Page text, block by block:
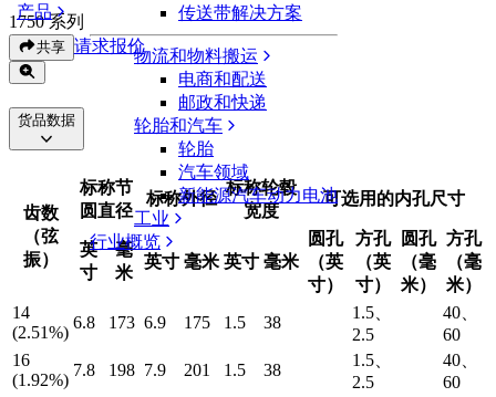
产品
传送带解决方案
物流和物料搬运
电商和配送
邮政和快递
轮胎和汽车
轮胎
汽车领域
新能源汽车动力电池
工业
行业概览
1750 系列
共享 请求报价
货品数据
齿数
（弦
振）
标称节
圆直径
标称外径
标称轮毂
宽度
可选用的内孔尺寸
英
寸
毫
米
英寸 毫米 英寸 毫米
圆孔
（英
寸）
方孔
（英
寸）
圆孔
（毫
米）
方孔
（毫
米）
14
(2.51%)
6.8 173 6.9 175 1.5 38
1.5、
2.5
40、
60
16
(1.92%)
7.8 198 7.9 201 1.5 38
1.5、
2.5
40、
60